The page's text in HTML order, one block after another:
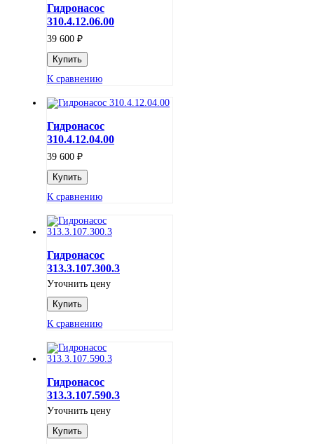
Гидронасос
310.4.12.06.00
39 600 ₽
К сравнению
Гидронасос
310.4.12.04.00
39 600 ₽
К сравнению
Гидронасос
313.3.107.300.3
Уточнить цену
К сравнению
Гидронасос
313.3.107.590.3
Уточнить цену